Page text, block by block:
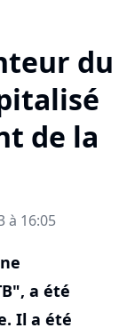
du
de la
à 16:05
a été
Il a été